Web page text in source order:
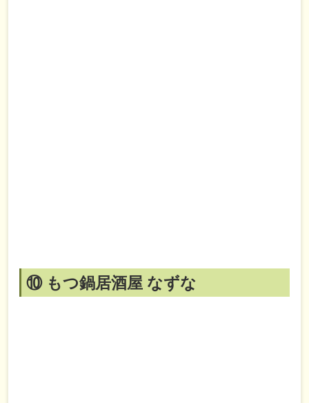
⑩ もつ鍋居酒屋 なずな